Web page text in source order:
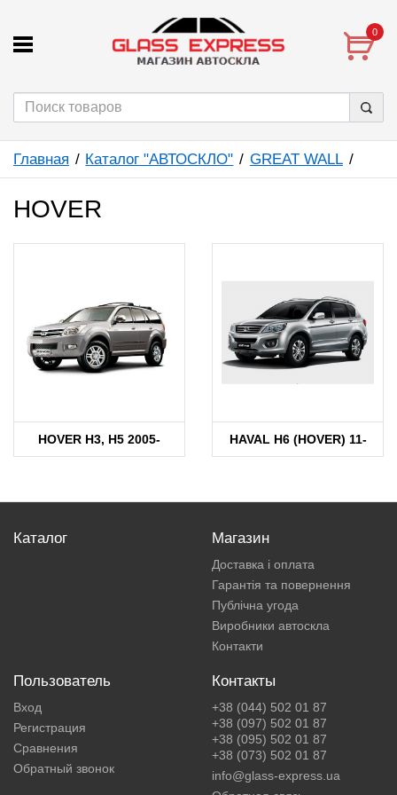
0
Главная Каталог "АВТОСКЛО" GREAT WALL
HOVER
HOVER H3, H5 2005- HAVAL H6 (HOVER) 11-
Каталог Магазин
Доставка і оплата
Гарантія та повернення
Публічна угода
Виробники автоскла
Контакти
Пользователь
Вход
Регистрация
Сравнения
Обратный звонок
Контакты
+38 (044) 502 01 87
+38 (097) 502 01 87
+38 (095) 502 01 87
+38 (073) 502 01 87
info@glass-express.ua